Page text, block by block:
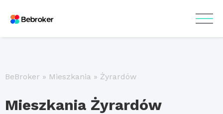
BeBroker » Mieszkania » Żyrardów
Mieszkania Żyrardów